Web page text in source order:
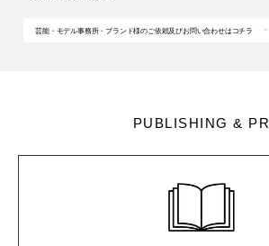
芸能・モデル事務所・ブランド様のご依頼及びお問い合わせはコチラ
PUBLISHING & PR